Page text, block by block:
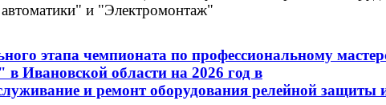
и "Электромонтаж"
этапа чемпионата по профессиональному
Ивановской области на 2026 год в
и ремонт оборудования релейной защиты